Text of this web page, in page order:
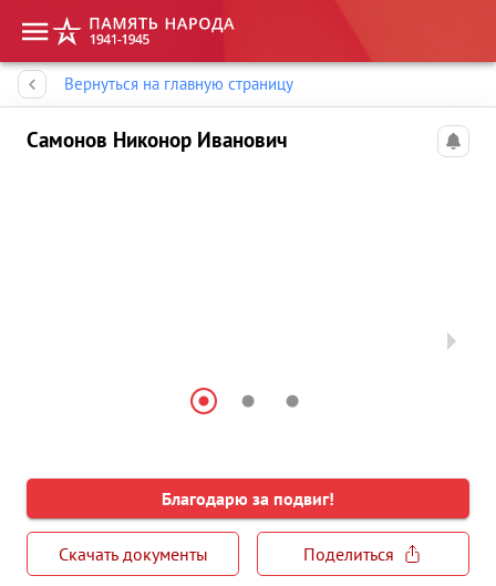
Вернуться на главную страницу
Самонов Никонор Иванович
Благодарю за подвиг!
Скачать документы
Поделиться
Память народа